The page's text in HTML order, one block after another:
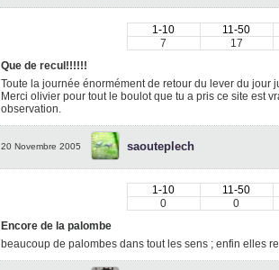
1-10 11-50
7
17
Que de recul!!!!!!
Toute la journée énormément de retour du lever du jour
Merci olivier pour tout le boulot que tu a pris ce site est
observation.
20 Novembre 2005 saouteplech
1-10 11-50
0
0
Encore de la palombe
beaucoup de palombes dans tout les sens ; enfin elles